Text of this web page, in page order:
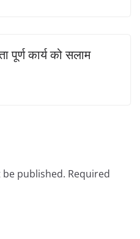
पूर्ण कार्य को सलाम
published. Required